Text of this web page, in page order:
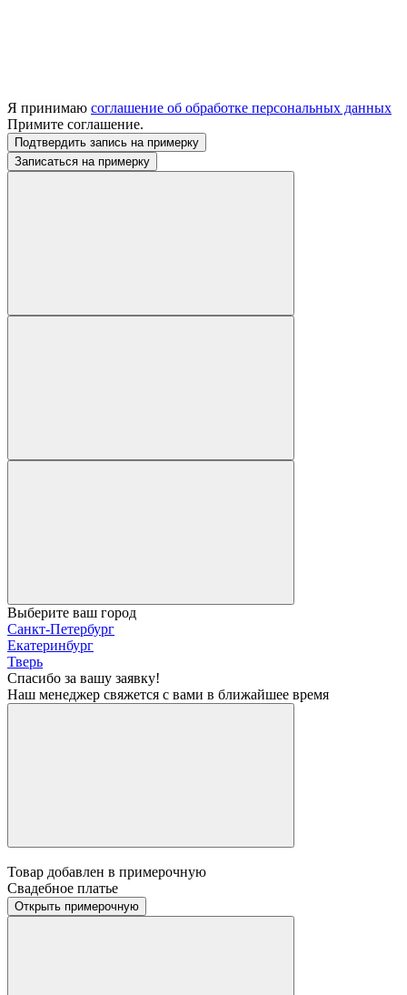
Я принимаю соглашение об обработке персональных данных
Примите соглашение.
Подтвердить запись на примерку
Записаться на примерку
Выберите ваш город
Санкт-Петербург
Екатеринбург
Тверь
Спасибо за вашу заявку!
Наш менеджер свяжется с вами в ближайшее время
Товар добавлен в примерочную
Свадебное платье
Открыть примерочную